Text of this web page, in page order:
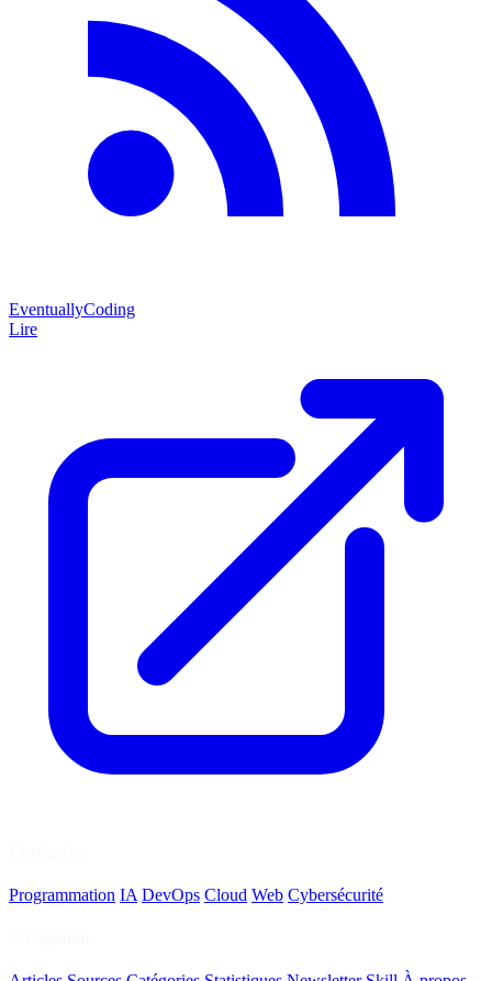
EventuallyCoding
Lire
Programmation IA DevOps Cloud Web Cybersécurité